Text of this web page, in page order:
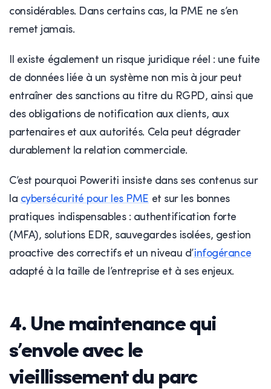
considérables. Dans certains cas, la PME ne s’en
remet jamais.
Il existe également un risque juridique réel : une fuite
de données liée à un système non mis à jour peut
entraîner des sanctions au titre du RGPD, ainsi que
des obligations de notification aux clients, aux
partenaires et aux autorités. Cela peut dégrader
durablement la relation commerciale.
C’est pourquoi Poweriti insiste dans ses contenus sur
la cybersécurité pour les PME et sur les bonnes
pratiques indispensables : authentification forte
(MFA), solutions EDR, sauvegardes isolées, gestion
proactive des correctifs et un niveau d’infogérance
adapté à la taille de l’entreprise et à ses enjeux.
4. Une maintenance qui
s’envole avec le
vieillissement du parc